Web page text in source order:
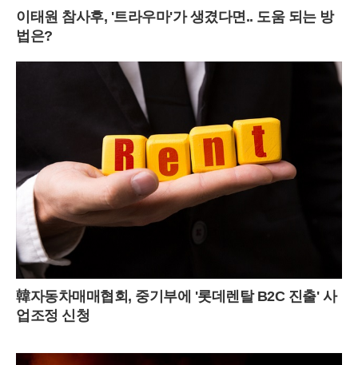
이태원 참사후, '트라우마'가 생겼다면.. 도움 되는 방
법은?
韓자동차매매협회, 중기부에 '롯데렌탈 B2C 진출' 사
업조정 신청